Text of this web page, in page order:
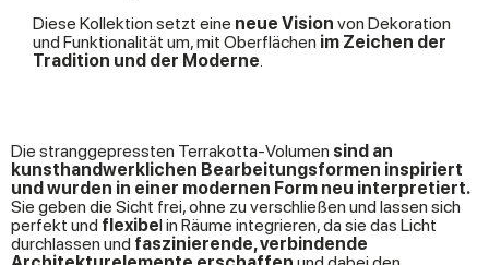
Diese Kollektion setzt eine neue Vision von Dekoration
und Funktionalität um, mit Oberflächen im Zeichen der
Tradition und der Moderne.
Die stranggepressten Terrakotta-Volumen sind an
kunsthandwerklichen Bearbeitungsformen inspiriert
und wurden in einer modernen Form neu interpretiert.
Sie geben die Sicht frei, ohne zu verschließen und lassen sich
perfekt und flexibel in Räume integrieren, da sie das Licht
durchlassen und faszinierende, verbindende